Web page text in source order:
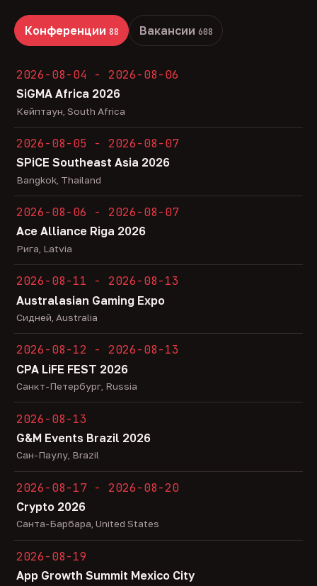
Конференции 88 Вакансии 608
2026-08-04 - 2026-08-06
SiGMA Africa 2026
Кейптаун, South Africa
2026-08-05 - 2026-08-07
SPiCE Southeast Asia 2026
Bangkok, Thailand
2026-08-06 - 2026-08-07
Ace Alliance Riga 2026
Рига, Latvia
2026-08-11 - 2026-08-13
Australasian Gaming Expo
Сидней, Australia
2026-08-12 - 2026-08-13
CPA LiFE FEST 2026
Санкт-Петербург, Russia
2026-08-13
G&M Events Brazil 2026
Сан-Паулу, Brazil
2026-08-17 - 2026-08-20
Crypto 2026
Санта-Барбара, United States
2026-08-19
App Growth Summit Mexico City